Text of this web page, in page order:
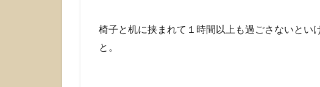
椅子と机に挟まれて１時間以上も過ごさないとい
と。